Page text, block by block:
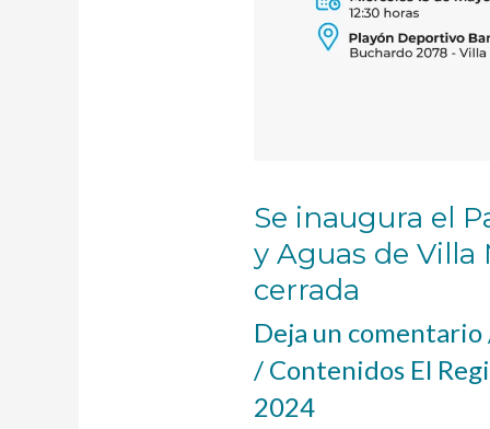
Se inaugura el
y Aguas de Villa
cerrada
Deja un comentario
/ Contenidos El
2024